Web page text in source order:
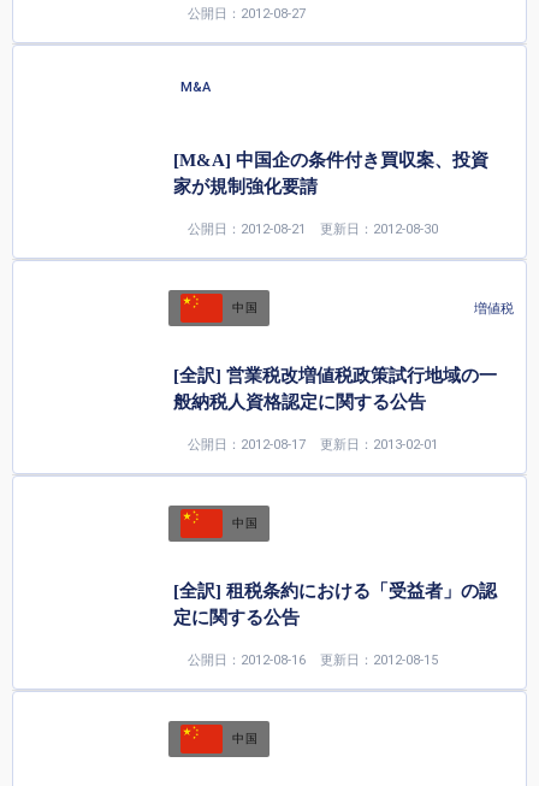
公開日：2012-08-27
M&A
[M&A] 中国企の条件付き買収案、投資
家が規制強化要請
公開日：2012-08-21 更新日：2012-08-30
中国 増値税
[全訳] 営業税改増値税政策試行地域の一
般納税人資格認定に関する公告
公開日：2012-08-17 更新日：2013-02-01
中国
[全訳] 租税条約における「受益者」の認
定に関する公告
公開日：2012-08-16 更新日：2012-08-15
中国